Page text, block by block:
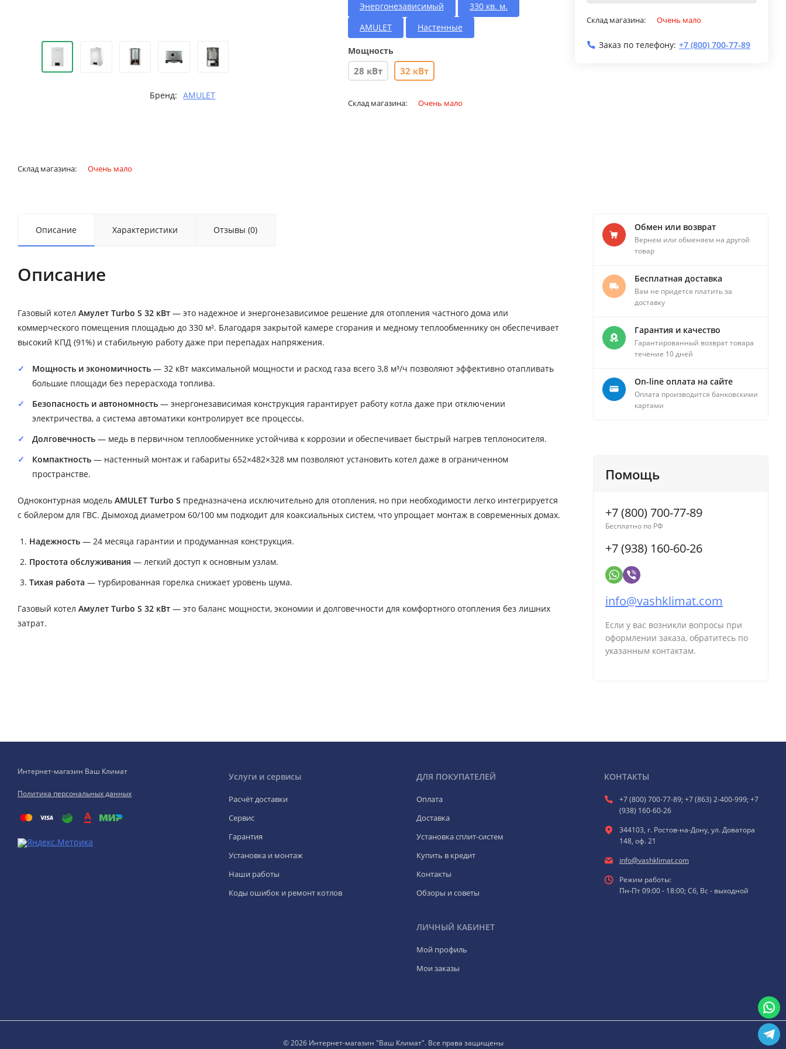
Бренд: AMULET
Энергонезависимый
330 кв. м.
AMULET
Настенные
Мощность
28 кВт 32 кВт
Склад магазина: Очень мало
Склад магазина: Очень мало
Заказ по телефону: +7 (800) 700-77-89
Склад магазина: Очень мало
Описание Характеристики Отзывы (0)
Описание
Газовый котел Амулет Turbo S 32 кВт — это надежное и энергонезависимое решение для отопления частного дома или
коммерческого помещения площадью до 330 м². Благодаря закрытой камере сгорания и медному теплообменнику он обеспечивает
высокий КПД (91%) и стабильную работу даже при перепадах напряжения.
Мощность и экономичность — 32 кВт максимальной мощности и расход газа всего 3,8 м³/ч позволяют эффективно отапливать
большие площади без перерасхода топлива.
Безопасность и автономность — энергонезависимая конструкция гарантирует работу котла даже при отключении
электричества, а система автоматики контролирует все процессы.
Долговечность — медь в первичном теплообменнике устойчива к коррозии и обеспечивает быстрый нагрев теплоносителя.
Компактность — настенный монтаж и габариты 652×482×328 мм позволяют установить котел даже в ограниченном
пространстве.
Одноконтурная модель AMULET Turbo S предназначена исключительно для отопления, но при необходимости легко интегрируется
с бойлером для ГВС. Дымоход диаметром 60/100 мм подходит для коаксиальных систем, что упрощает монтаж в современных домах.
Надежность — 24 месяца гарантии и продуманная конструкция.
Простота обслуживания — легкий доступ к основным узлам.
Тихая работа — турбированная горелка снижает уровень шума.
Газовый котел Амулет Turbo S 32 кВт — это баланс мощности, экономии и долговечности для комфортного отопления без лишних
затрат.
Обмен или возврат
Вернем или обменяем на другой
товар
Бесплатная доставка
Вам не придется платить за
доставку
Гарантия и качество
Гарантированный возврат товара
течение 10 дней
On-line оплата на сайте
Оплата производится банковскими
картами
Помощь
+7 (800) 700-77-89
Бесплатно по РФ
+7 (938) 160-60-26
info@vashklimat.com
Если у вас возникли вопросы при
оформлении заказа, обратитесь по
указанным контактам.
Интернет-магазин Ваш Климат
Политика персональных данных
Услуги и сервисы
Расчёт доставки
Сервис
Гарантия
Установка и монтаж
Наши работы
Коды ошибок и ремонт котлов
ДЛЯ ПОКУПАТЕЛЕЙ
Оплата
Доставка
Установка сплит-систем
Купить в кредит
Контакты
Обзоры и советы
ЛИЧНЫЙ КАБИНЕТ
Мой профиль
Мои заказы
КОНТАКТЫ
+7 (800) 700-77-89; +7 (863) 2-400-999; +7
(938) 160-60-26
344103, г. Ростов-на-Дону, ул. Доватора
148, оф. 21
info@vashklimat.com
Режим работы:
Пн-Пт 09:00 - 18:00; Сб, Вс - выходной
© 2026 Интернет-магазин "Ваш Климат". Все права защищены